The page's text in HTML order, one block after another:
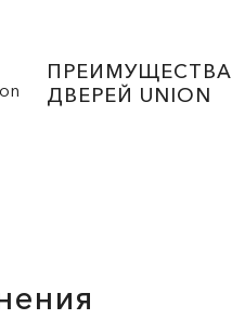
ПРЕИМУЩЕСТВА
ДВЕРЕЙ UNION